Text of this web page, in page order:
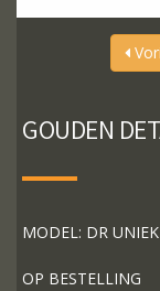
GOUDEN
MODEL: DR UNIEK
OP BESTELLING